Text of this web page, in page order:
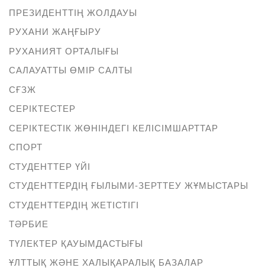
ПРЕЗИДЕНТТІҢ ЖОЛДАУЫ
РУХАНИ ЖАҢҒЫРУ
РУХАНИЯТ ОРТАЛЫҒЫ
САЛАУАТТЫ ӨМІР САЛТЫ
СҒЗЖ
СЕРІКТЕСТЕР
СЕРІКТЕСТІК ЖӨНІНДЕГІ КЕЛІСІМШАРТТАР
СПОРТ
СТУДЕНТТЕР ҮЙІ
СТУДЕНТТЕРДІҢ ҒЫЛЫМИ-ЗЕРТТЕУ ЖҰМЫСТАРЫ
СТУДЕНТТЕРДІҢ ЖЕТІСТІГІ
ТӘРБИЕ
ТҮЛЕКТЕР ҚАУЫМДАСТЫҒЫ
ҰЛТТЫҚ ЖӘНЕ ХАЛЫҚАРАЛЫҚ БАЗАЛАР